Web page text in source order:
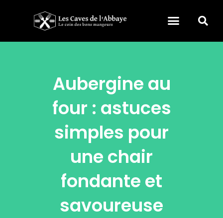
Aubergine au
four : astuces
simples pour
une chair
fondante et
savoureuse